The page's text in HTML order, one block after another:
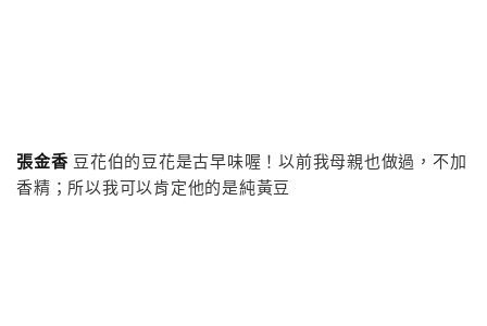
張金香 豆花伯的豆花是古早味喔！以前我母親也做過，不加
香精；所以我可以肯定他的是純黃豆